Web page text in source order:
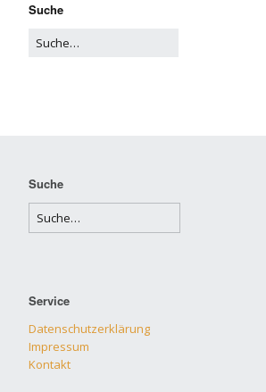
Suche
Suche
Service
Datenschutzerklärung
Impressum
Kontakt